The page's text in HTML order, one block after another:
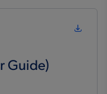
Guide)